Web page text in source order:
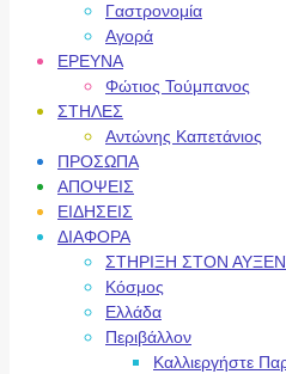
Γαστρονομία
Αγορά
ΕΡΕΥΝΑ
Φώτιος Τούμπανος
ΣΤΗΛΕΣ
Αντώνης Καπετάνιος
ΠΡΟΣΩΠΑ
ΑΠΟΨΕΙΣ
ΕΙΔΗΣΕΙΣ
ΔΙΑΦΟΡΑ
ΣΤΗΡΙΞΗ ΣΤΟΝ
Κόσμος
Ελλάδα
Περιβάλλον
Καλλιεργήστε